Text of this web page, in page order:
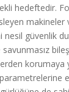
hedeftedir.
makineler
güvenlik
korumaya